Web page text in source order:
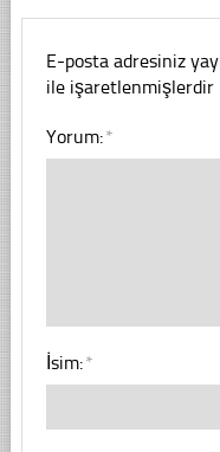
E-posta adresiniz
ile işaretlenmişlerdir
Yorum:*
İsim:*